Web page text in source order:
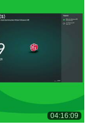
04:16:09